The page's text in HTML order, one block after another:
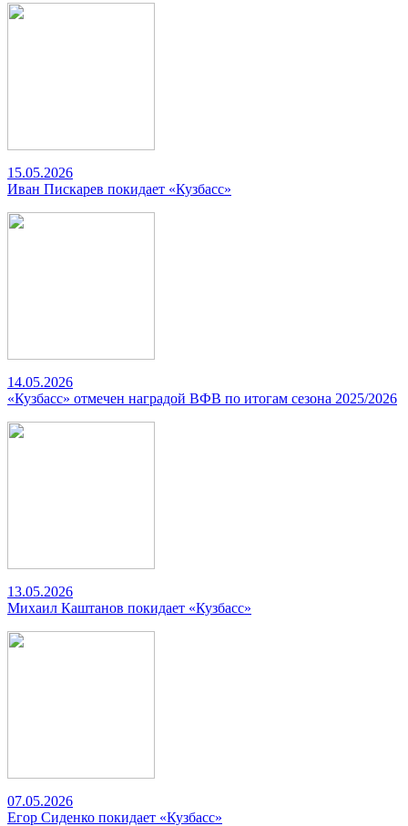
15.05.2026
Иван Пискарев покидает «Кузбасс»
14.05.2026
«Кузбасс» отмечен наградой ВФВ по итогам сезона 2025/2026
13.05.2026
Михаил Каштанов покидает «Кузбасс»
07.05.2026
Егор Сиденко покидает «Кузбасс»